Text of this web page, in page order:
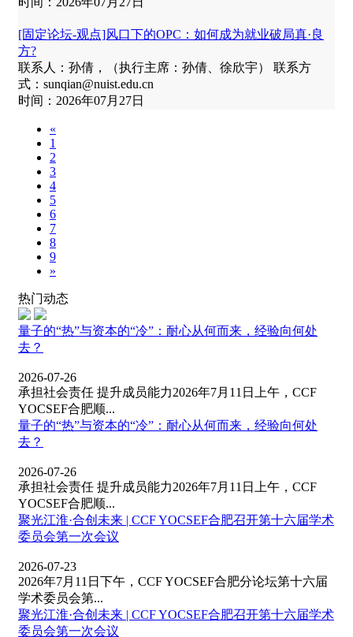
[固定论坛‑观点]风口下的OPC：如何成为就业破局真·良
方?
联系人：孙倩，（执行主席：孙倩、徐欣宇） 联系方
式：sunqian@nuist.edu.cn
时间：2026年07月27日
«
1
2
3
4
5
6
7
8
9
»
热门动态
量子的“热”与资本的“冷”：耐心从何而来，经验向何处
去？
2026-07-26
承担社会责任 提升成员能力2026年7月11日上午，CCF
YOCSEF合肥顺...
量子的“热”与资本的“冷”：耐心从何而来，经验向何处
去？
2026-07-26
承担社会责任 提升成员能力2026年7月11日上午，CCF
YOCSEF合肥顺...
聚光江淮·合创未来 | CCF YOCSEF合肥召开第十六届学术
委员会第一次会议
2026-07-23
2026年7月11日下午，CCF YOCSEF合肥分论坛第十六届
学术委员会第...
聚光江淮·合创未来 | CCF YOCSEF合肥召开第十六届学术
委员会第一次会议